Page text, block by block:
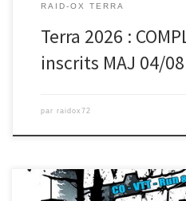
RAID-OX TERRA
Terra 2026 :
inscrits MAJ 04/08
par raidox72